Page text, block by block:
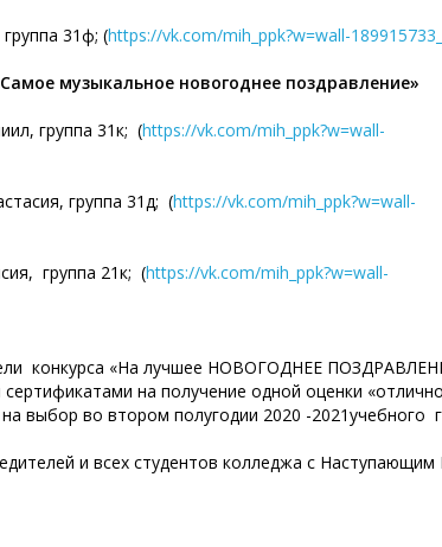
31ф; (https://vk.com/mih_ppk?w=wall-
музыкальное новогоднее поздравление»
группа 31к; (https://vk.com/mih_ppk?w=wall-
группа 31д; (https://vk.com/mih_ppk?w=wall-
группа 21к; (https://vk.com/mih_ppk?w=wall-
«На лучшее НОВОГОДНЕЕ
на получение одной оценки
выбор во втором полугодии 2020 -2021учебного
и всех студентов колледжа с